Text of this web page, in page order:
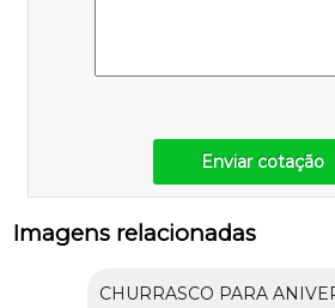
Enviar cotação
Imagens relacionadas
CHURRASCO PARA